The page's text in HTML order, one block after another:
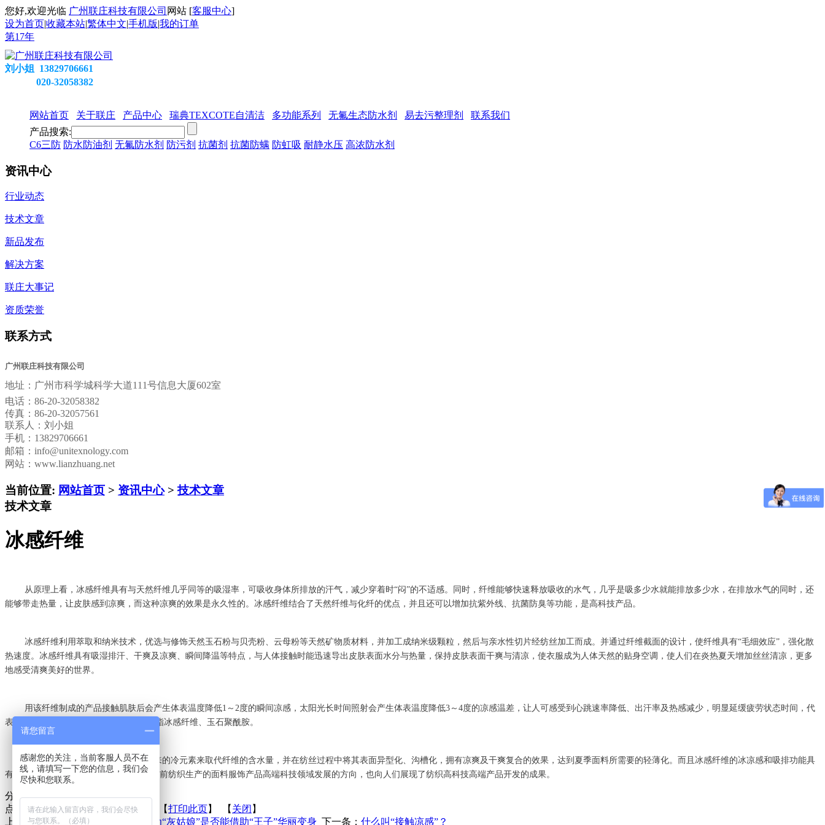
您好,欢迎光临 广州联庄科技有限公司 网站 [客服中心]
设为首页|收藏本站|繁体中文|手机版|我的订单
第17年
刘小姐 13829706661
020-32058382
网站首页 关于联庄 产品中心 瑞典TEXCOTE自清洁 多功能系列 无氟生态防水剂 易去污整理剂
联系我们
产品搜索:
C6三防 防水防油剂 无氟防水剂 防污剂 抗菌剂 抗菌防螨 防虹吸 耐静水压 高浓防水剂
资讯中心
行业动态
技术文章
新品发布
解决方案
联庄大事记
资质荣誉
联系方式
广州联庄科技有限公司
地址： 广州市科学城科学大道111号信息大厦602室
电话： 86-20-32058382
传真： 86-20-32057561
联系人：刘小姐
手机：13829706661
邮箱： info@unitexnology.com
网站：www.lianzhuang.net
当前位置: 网站首页 > 资讯中心>技术文章
技术文章
冰感纤维
从原理上看， 冰感纤维具有与天然纤维几乎同等的吸湿率，可吸收身体所排放的汗气，减少穿着时“闷”的不适感。同时，纤维能够快速释放吸收的水气，几乎是吸多少水就能排放多少水，在排放水气的同时，还
能够带走热量，让皮肤感到凉爽，而这种凉爽的效果是永久性的。 冰感纤维结合了天然纤维与化纤的优点，并且还可以增加抗紫外线、抗菌防臭等功能，是高科技产品。
冰感纤维利用萃取和纳米技术，优选与修饰天然玉石粉与贝壳粉、云母粉等天然矿物质材料，并加工成纳米级颗粒，然后与亲水性切片经纺丝加工而成。并通过纤维截面的设计，使纤维具有“毛细效应”，强化散
热速度。 冰感纤维具有吸湿排汗、干爽及凉爽、瞬间降温等特点，与人体接触时能迅速导出皮肤表面水分与热量，保持皮肤表面干爽与清凉，使衣服成为人体天然的贴身空调，使人们在炎热夏天增加丝丝清凉，更多
地感受清爽美好的世界。
用该纤维制成的产品接触肌肤后会产生体表温度降低1～2度的瞬间凉感，太阳光长时间照射会产生体表温度降低3～4度的凉感温差，让人可感受到心跳速率降低、出汗率及热感减少，明显延缓疲劳状态时间，代
表产品有聚酰胺6凉感纤维、无机复合聚酯冰感纤维、玉石聚酰胺。
冰感纤维运用纤维矿物质所散发出来的冷元素来取代纤维的含水量，并在纺丝过程中将其表面异型化、沟槽化，拥有凉爽及干爽复合的效果，达到夏季面料所需要的轻薄化。而且 冰感纤维的冰凉感和吸排功能具
有永久性，不受洗涤次数的影响，这是当前纺织生产的面料服饰产品高端科技领域发展的方向，也向人们展现了纺织高科技高端产品开发的成果。
分享到：
点击次数：更新时间：2015-05-26 【打印此页 】 【 关闭 】
上一条：小米与李宁的合作，被喻为“灰姑娘”是否能借助“王子”华丽变身 下一条： 什么叫“接触凉感”？
请您留言
感谢您的关注，当前客服人员不在
线，请填写一下您的信息，我们会
尽快和您联系。